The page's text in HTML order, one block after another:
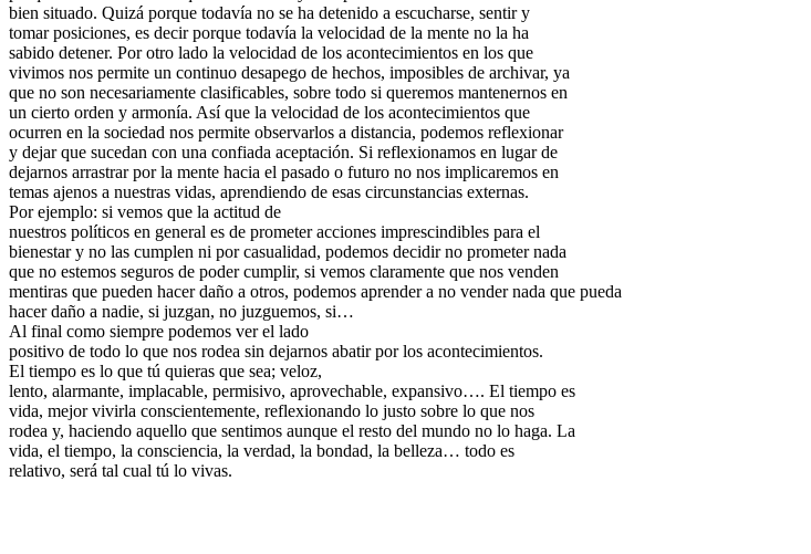
bien situado. Quizá porque todavía no se ha detenido a escucharse, sentir y
tomar posiciones, es decir porque todavía la velocidad de la mente no la ha
sabido detener. Por otro lado la velocidad de los acontecimientos en los que
vivimos nos permite un continuo desapego de hechos, imposibles de archivar, ya
que no son necesariamente clasificables, sobre todo si queremos mantenernos en
un cierto orden y armonía. Así que la velocidad de los acontecimientos que
ocurren en la sociedad nos permite observarlos a distancia, podemos reflexionar
y dejar que sucedan con una confiada aceptación. Si reflexionamos en lugar de
dejarnos arrastrar por la mente hacia el pasado o futuro no nos implicaremos en
temas ajenos a nuestras vidas, aprendiendo de esas circunstancias externas.
Por ejemplo: si vemos que la actitud de
nuestros políticos en general es de prometer acciones imprescindibles para el
bienestar y no las cumplen ni por casualidad, podemos decidir no prometer nada
que no estemos seguros de poder cumplir, si vemos claramente que nos venden
mentiras que pueden hacer daño a otros, podemos aprender a no vender nada que pueda
hacer daño a nadie, si juzgan, no juzguemos, si…
Al final como siempre podemos ver el lado
positivo de todo lo que nos rodea sin dejarnos abatir por los acontecimientos.
El tiempo es lo que tú quieras que sea; veloz,
lento, alarmante, implacable, permisivo, aprovechable, expansivo…. El tiempo es
vida, mejor vivirla conscientemente, reflexionando lo justo sobre lo que nos
rodea y, haciendo aquello que sentimos aunque el resto del mundo no lo haga. La
vida, el tiempo, la consciencia, la verdad, la bondad, la belleza… todo es
relativo, será tal cual tú lo vivas.